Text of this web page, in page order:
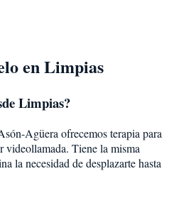
enLimpias
Limpias?
Agüera ofrecemos terapia para
Tiene la misma
la necesidad de desplazarte hasta